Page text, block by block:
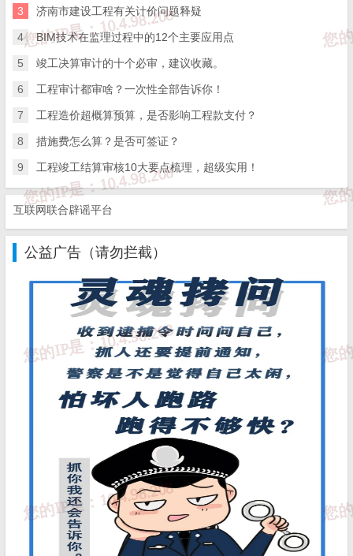
问题3：清单计价模式招标项目，在办理竣工结算时，有几个
方面的问题该如何处理（合同注明按实际完成的工程量结
算，即不考虑是否超过清单误差）：第一工程量出现了增
措施费是否也要相应调整？第二直接费或者包括措施费调整
后，原投标中的规费是否也要相应调整？第三税金是否也随
之调整？
答：工程量出现增减后，分部分项按实进行调整，措
果是按合同约定属于索赔的范围。不论什么原因发生
变化，规费和税金按结算额进行调整。
是按施工单位投标时所报材料价格还是按工程施工过程实际
材料价格组价。比如原招标基础为带基，后变更为满堂基
础，满堂基础须重新组价？
答：按合同对结算项的具体要求，要分析材料价是否
包干及清单项内容发生变化是否引起措施项的变化。
如果没有要求，应该按实际材料价格组价，如果清单
3 济南市建设工程有关计价问题释疑
4 BIM技术在监理过程中的12个主要应用点
5 竣工决算审计的十个必审，建议收藏。
6 工程审计都审啥？一次性全部告诉你！
7 工程造价超概算预算，是否影响工程款支付？
8 措施费怎么算？是否可签证？
9 工程竣工结算审核10大要点梳理，超级实用！
网联合辟谣平台
公益广告（请勿拦截）